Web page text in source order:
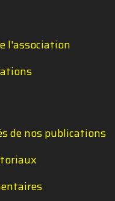
l'association
de nos publications